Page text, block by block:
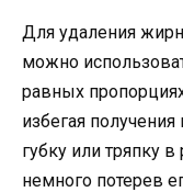
Для удаления
можно
равных
избегая
губку или тряпку
немного потерев